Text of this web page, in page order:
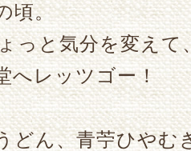
頃。
っと気分を変えて
へレッツゴー！
どん、青苧ひやむ